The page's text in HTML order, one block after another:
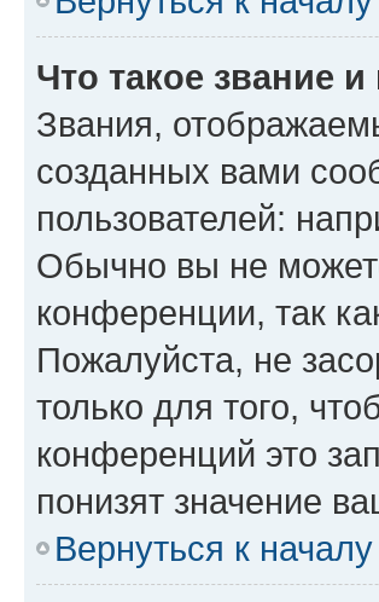
Что такое звание
Звания,
созданных вами
пользователей:
Обычно вы не
конференции, так
Пожалуйста, не
только для того,
конференций это
понизят значение
Вернуться к началу